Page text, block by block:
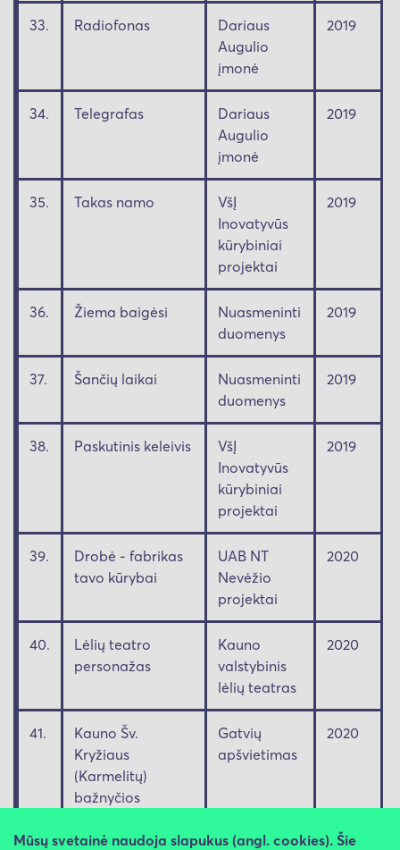
33. Radiofonas
Dariaus
Augulio
įmonė
2019
34. Telegrafas
Dariaus
Augulio
įmonė
2019
35. Takas namo
VšĮ
Inovatyvūs
kūrybiniai
projektai
2019
36. Žiema baigėsi
Nuasmeninti
duomenys
2019
37. Šančių laikai
Nuasmeninti
duomenys
2019
38. Paskutinis keleivis
VšĮ
Inovatyvūs
kūrybiniai
projektai
2019
39.
Drobė - fabrikas
tavo kūrybai
UAB NT
Nevėžio
projektai
2020
40.
Lėlių teatro
personažas
Kauno
valstybinis
lėlių teatras
2020
41.
Kauno Šv.
Kryžiaus
(Karmelitų)
bažnyčios
rekonstrukcijos
Gatvių
apšvietimas
2020
Mūsų svetainė naudoja slapukus (angl. cookies). Šie